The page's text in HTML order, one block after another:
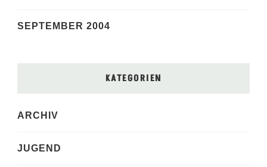
SEPTEMBER 2004
KATEGORIEN
ARCHIV
JUGEND